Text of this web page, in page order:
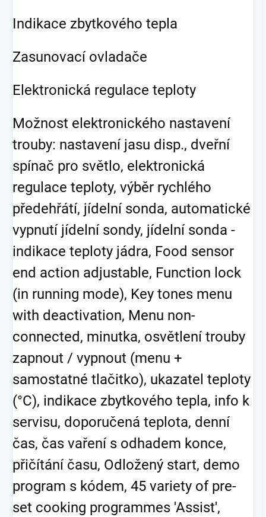
Indikace zbytkového tepla
Zasunovací ovladače
Elektronická regulace teploty
Možnost elektronického nastavení
trouby: nastavení jasu disp., dveřní
spínač pro světlo, elektronická
regulace teploty, výběr rychlého
předehřátí, jídelní sonda, automatické
vypnutí jídelní sondy, jídelní sonda -
indikace teploty jádra, Food sensor
end action adjustable, Function lock
(in running mode), Key tones menu
with deactivation, Menu non-
connected, minutka, osvětlení trouby
zapnout / vypnout (menu +
samostatné tlačitko), ukazatel teploty
(°C), indikace zbytkového tepla, info k
servisu, doporučená teplota, denní
čas, čas vaření s odhadem konce,
přičítání času, Odložený start, demo
program s kódem, 45 variety of pre-
set cooking programmes 'Assist',